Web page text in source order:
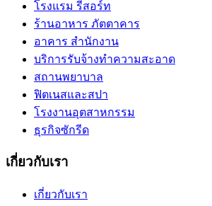
โรงแรม รีสอร์ท
ร้านอาหาร ภัตตาคาร
อาคาร สำนักงาน
บริการรับจ้างทำความสะอาด
สถานพยาบาล
ฟิตเนสและสปา
โรงงานอุตสาหกรรม
ธุรกิจซักรีด
เกี่ยวกับเรา
เกี่ยวกับเรา